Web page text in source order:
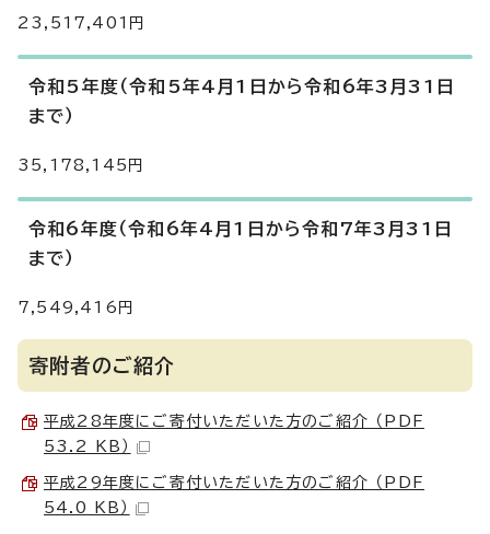
23,517,401円
令和5年度（令和5年4月1日から令和6年3月31日
まで）
35,178,145円
令和6年度（令和6年4月1日から令和7年3月31日
まで）
7,549,416円
寄附者のご紹介
平成28年度にご寄付いただいた方のご紹介 （PDF
53.2 KB）
平成29年度にご寄付いただいた方のご紹介 （PDF
54.0 KB）